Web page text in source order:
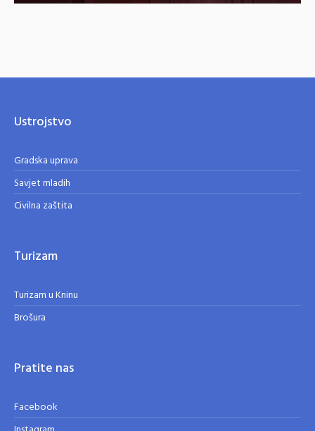
Ustrojstvo
Gradska uprava
Savjet mladih
Civilna zaštita
Turizam
Turizam u Kninu
Brošura
Pratite nas
Facebook